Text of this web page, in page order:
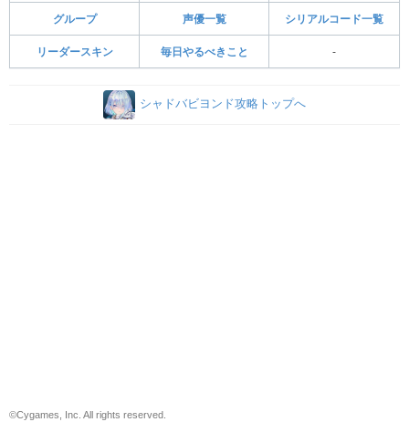
グループ 声優一覧 シリアルコード一覧
リーダースキン 毎日やるべきこと -
シャドバビヨンド攻略トップへ
©Cygames, Inc. All rights reserved.